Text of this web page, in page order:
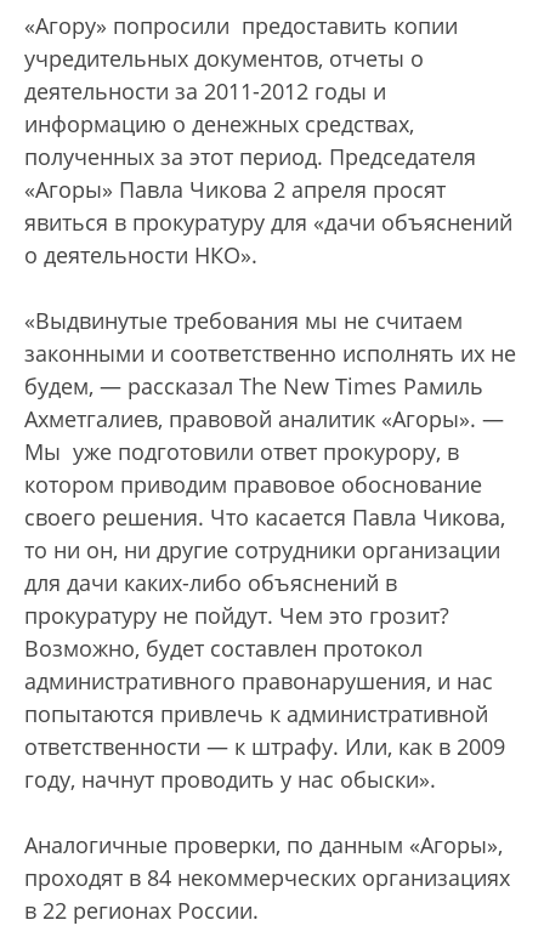
«Агору» попросили предоставить копии
учредительных документов, отчеты о
деятельности за 2011-2012 годы и
информацию о денежных средствах,
полученных за этот период. Председателя
«Агоры» Павла Чикова 2 апреля просят
явиться в прокуратуру для «дачи объяснений
о деятельности НКО».
«Выдвинутые требования мы не считаем
законными и соответственно исполнять их не
будем, — рассказал The New Times Рамиль
Ахметгалиев, правовой аналитик «Агоры». —
Мы уже подготовили ответ прокурору, в
котором приводим правовое обоснование
своего решения. Что касается Павла Чикова,
то ни он, ни другие сотрудники организации
для дачи каких-либо объяснений в
прокуратуру не пойдут. Чем это грозит?
Возможно, будет составлен протокол
административного правонарушения, и нас
попытаются привлечь к административной
ответственности — к штрафу. Или, как в 2009
году, начнут проводить у нас обыски».
Аналогичные проверки, по данным «Агоры»,
проходят в 84 некоммерческих организациях
в 22 регионах России.